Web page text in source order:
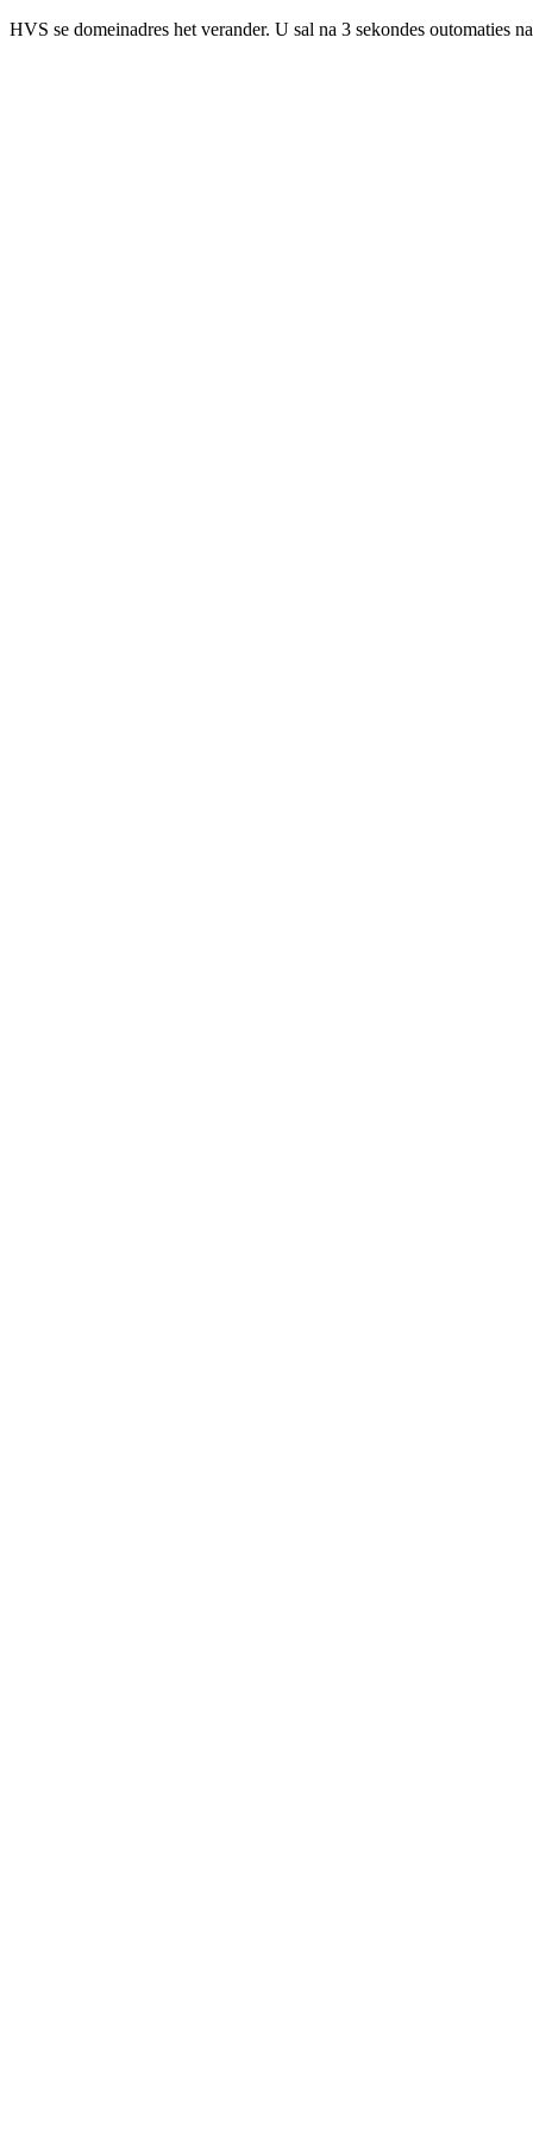
HVS se domeinadres het verander. U sal na 3 sekondes outomaties